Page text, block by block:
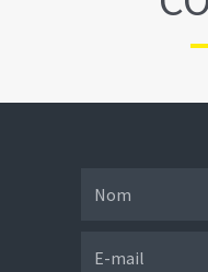
Nom
E-mail